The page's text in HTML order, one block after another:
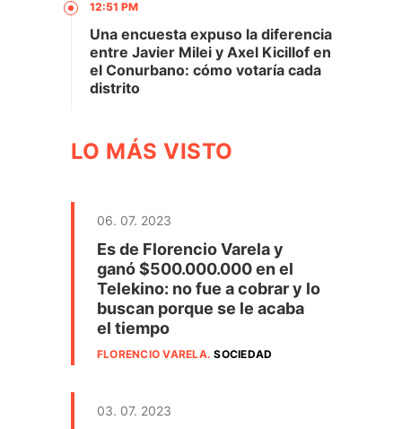
12:51 PM
Una encuesta expuso la diferencia
entre Javier Milei y Axel Kicillof en
el Conurbano: cómo votaría cada
distrito
LO MÁS VISTO
06. 07. 2023
Es de Florencio Varela y
ganó $500.000.000 en el
Telekino: no fue a cobrar y lo
buscan porque se le acaba
el tiempo
FLORENCIO VARELA.SOCIEDAD
03. 07. 2023